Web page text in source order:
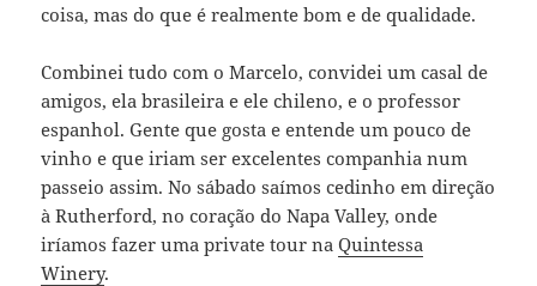
coisa, mas do que é realmente bom e de qualidade.
Combinei tudo com o Marcelo, convidei um casal de
amigos, ela brasileira e ele chileno, e o professor
espanhol. Gente que gosta e entende um pouco de
vinho e que iriam ser excelentes companhia num
passeio assim. No sábado saímos cedinho em direção
à Rutherford, no coração do Napa Valley, onde
iríamos fazer uma private tour naQuintessa
Winery.